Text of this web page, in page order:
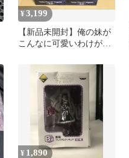
¥3,199
【新品未開封】俺の妹が
こんなに可愛いわけがな
ット
¥ 1,890